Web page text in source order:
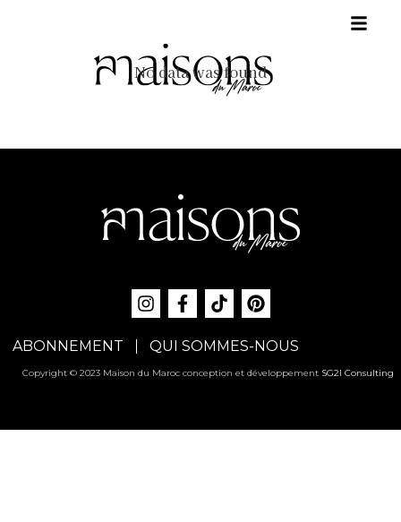
No data was found
ABONNEMENT QUI SOMMES-NOUS
Copyright © 2023 Maison du Maroc conception et développement SG2I Consulting